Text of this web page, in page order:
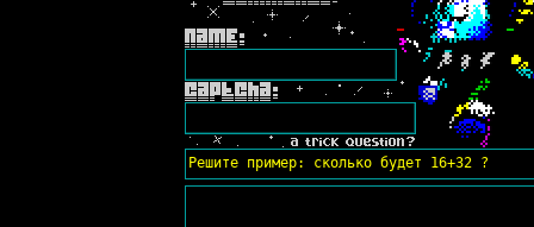
Решите пример: сколько будет 16+32 ?